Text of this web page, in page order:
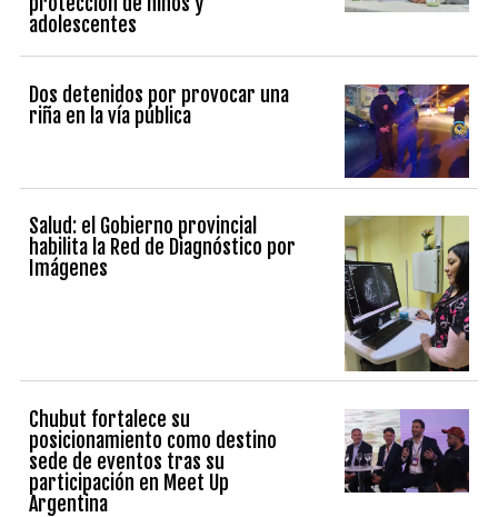
adolescentes
Dos detenidos por provocar una
riña en la vía pública
Salud: el Gobierno provincial
habilita la Red de Diagnóstico por
Imágenes
Chubut fortalece su
posicionamiento como destino
sede de eventos tras su
participación en Meet Up
Argentina